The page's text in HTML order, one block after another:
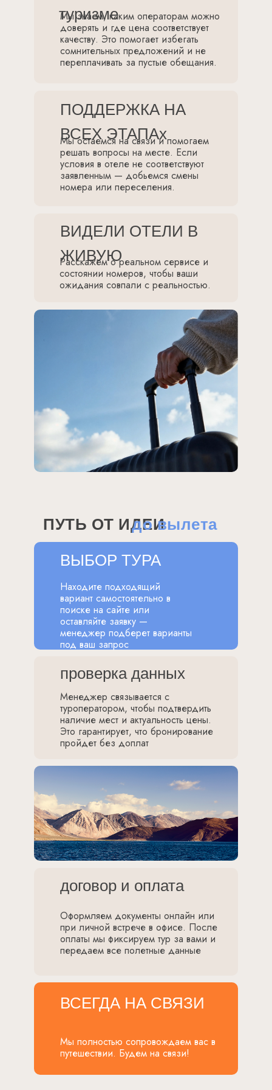
ПУТЬ ОТ ИДЕИдо вылета
туризме
ПОДДЕРЖКА НА
ВСЕХ ЭТАПАх
ВЫБОР ТУРА
проверка данных
ВИДЕЛИ ОТЕЛИ В
ЖИВУЮ
Мы знаем, каким операторам можно
доверять и где цена соответствует
качеству. Это помогает избегать
сомнительных предложений и не
переплачивать за пустые обещания.
Мы остаемся на связи и помогаем
решать вопросы на месте. Если
условия в отеле не соответствуют
заявленным — добьемся смены
номера или переселения.
Расскажем о реальном сервисе и
состоянии номеров, чтобы ваши
ожидания совпали с реальностью.
Находите подходящий
вариант самостоятельно в
поиске на сайте или
оставляйте заявку —
менеджер подберет варианты
под ваш запрос
Менеджер связывается с
туроператором, чтобы подтвердить
наличие мест и актуальность цены.
Это гарантирует, что бронирование
пройдет без доплат
договор и оплата
Оформляем документы онлайн или
при личной встрече в офисе. После
оплаты мы фиксируем тур за вами и
передаем все полетные данные
ВСЕГДА НА СВЯЗИ
Мы полностью сопровождаем вас в
путешествии. Будем на связи!